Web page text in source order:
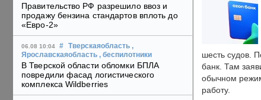
Правительство РФ разрешило ввоз и
продажу бензина стандартов вплоть до
«Евро-2»
06.08 10:04 # Тверскаяобласть ,
Ярославскаяобласть , беспилотники
В Тверской области обломки БПЛА
повредили фасад логистического
комплекса Wildberries
шесть судов.
банк. Там
обычном
работу.